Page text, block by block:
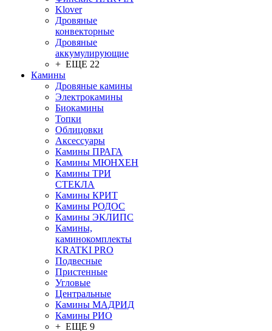
Klover
Дровяные
конвекторные
Дровяные
аккумулирующие
+ ЕЩЕ 22
Камины
Дровяные камины
Электрокамины
Биокамины
Топки
Облицовки
Аксессуары
Камины ПРАГА
Камины МЮНХЕН
Камины ТРИ
СТЕКЛА
Камины КРИТ
Камины РОДОС
Камины ЭКЛИПС
Камины,
каминокомплекты
KRATKI PRO
Подвесные
Пристенные
Угловые
Центральные
Камины МАДРИД
Камины РИО
+ ЕЩЕ 9